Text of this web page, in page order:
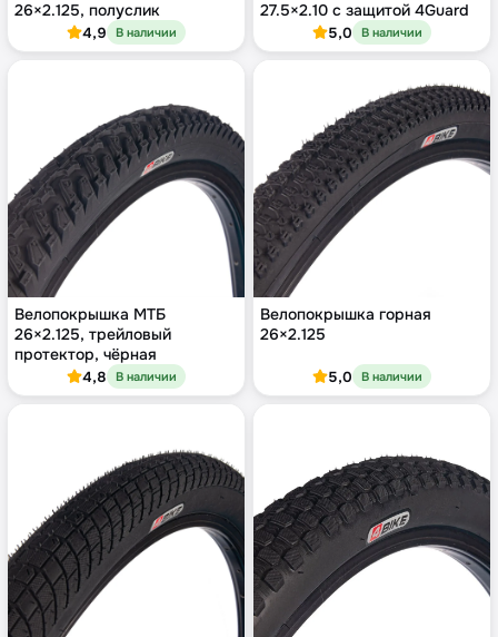
26×2.125, полуслик
4,9 В наличии
27.5×2.10 с защитой 4Guard
5,0 В наличии
Велопокрышка МТБ
26×2.125, трейловый
протектор, чёрная
4,8 В наличии
Велопокрышка горная
26×2.125
5,0 В наличии